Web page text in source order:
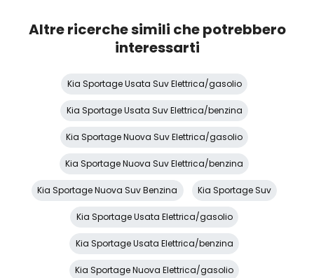
Sedili anteriori regolabili
Altre ricerche simili che potrebbero
interessarti
Kia Sportage Usata Suv Elettrica/gasolio
Kia Sportage Usata Suv Elettrica/benzina
Kia Sportage Nuova Suv Elettrica/gasolio
Kia Sportage Nuova Suv Elettrica/benzina
Kia Sportage Nuova Suv Benzina Kia Sportage Suv
Kia Sportage Usata Elettrica/gasolio
Kia Sportage Usata Elettrica/benzina
Kia Sportage Nuova Elettrica/gasolio